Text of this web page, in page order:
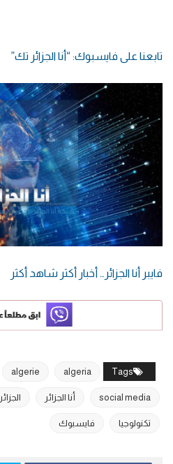
تابعنا على فايسبوك: “أنا الجزائر تك”
فايبر أنا الجزائر… أخبار أكثر شاهد أكثر
Tags
algeria
algerie
social media أنا الجزائر الجزائر
تكنولوجيا فايسبوك